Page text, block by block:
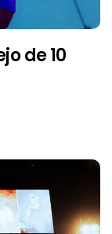
de 10